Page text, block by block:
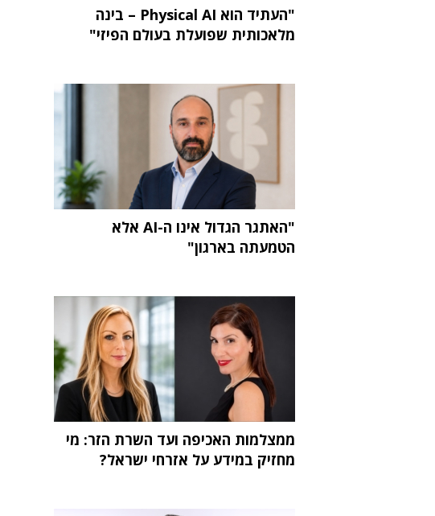
"העתיד הוא Physical AI – בינה
מלאכותית שפועלת בעולם הפיזי"
"האתגר הגדול אינו ה-AI אלא
הטמעתה בארגון"
ממצלמות האכיפה ועד השרת הזר: מי
מחזיק במידע על אזרחי ישראל?